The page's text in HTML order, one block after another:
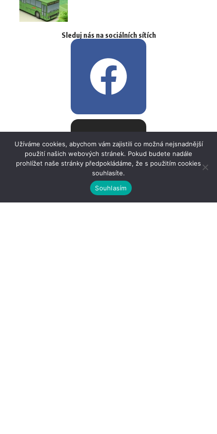
Sleduj nás na sociálních sítích
Užíváme cookies, abychom vám zajistili co možná nejsnadnější
použití našich webových stránek. Pokud budete nadále
prohlížet naše stránky předpokládáme, že s použitím cookies
souhlasíte.
Souhlasím